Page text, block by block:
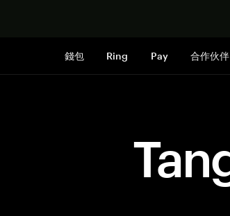
錢包 Ring Pay 合作伙伴